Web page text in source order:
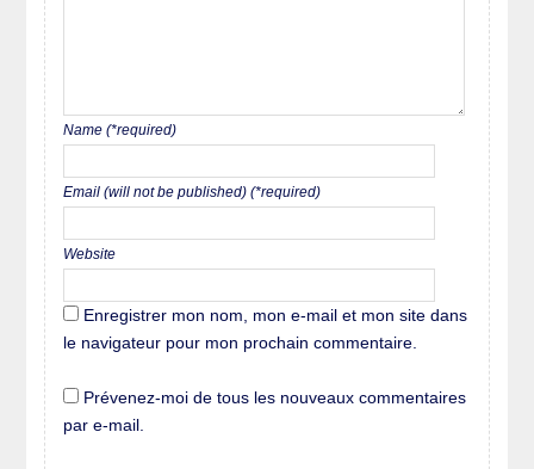
Name (*required)
Email (will not be published) (*required)
Website
Enregistrer mon nom, mon e-mail et mon site dans
le navigateur pour mon prochain commentaire.
Prévenez-moi de tous les nouveaux commentaires
par e-mail.